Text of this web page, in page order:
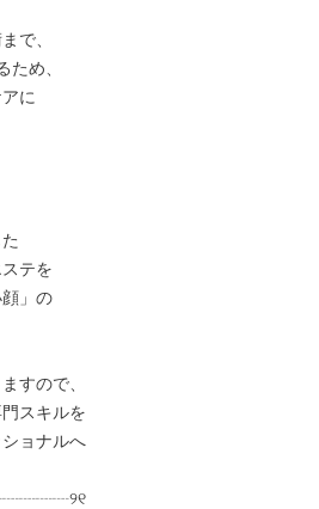
で、
ため、
に
テを
」の
すので、
スキルを
ョナルへ